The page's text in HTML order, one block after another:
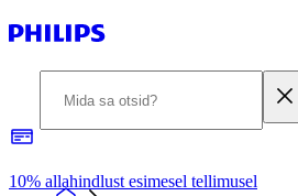
10% allahindlust esimesel tellimusel